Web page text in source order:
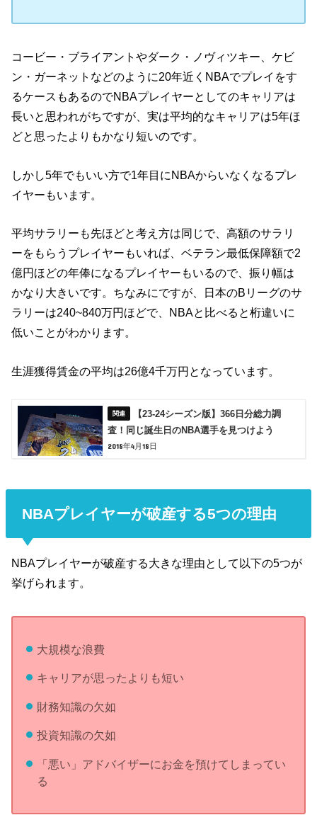
コービー・ブライアントやダーク・ノヴィツキー、ケビ
ン・ガーネットなどのように20年近くNBAでプレイをす
るケースもあるのでNBAプレイヤーとしてのキャリアは
長いと思われがちですが、実は平均的なキャリアは5年ほ
どと思ったよりもかなり短いのです。
しかし5年でもいい方で1年目にNBAからいなくなるプレ
イヤーもいます。
平均サラリーも先ほどと考え方は同じで、高額のサラリ
ーをもらうプレイヤーもいれば、ベテラン最低保障額で2
億円ほどの年俸になるプレイヤーもいるので、振り幅は
かなり大きいです。ちなみにですが、日本のBリーグのサ
ラリーは240~840万円ほどで、NBAと比べると桁違いに
低いことがわかります。
生涯獲得賃金の平均は26億4千万円となっています。
【23-24シーズン版】366日分総力調
査！同じ誕生日のNBA選手を見つけよう
2018年4月18日
NBAプレイヤーが破産する5つの理由
NBAプレイヤーが破産する大きな理由として以下の5つが
挙げられます。
大規模な浪費
キャリアが思ったよりも短い
財務知識の欠如
投資知識の欠如
「悪い」アドバイザーにお金を預けてしまってい
る